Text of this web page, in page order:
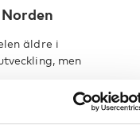
äldre i
men